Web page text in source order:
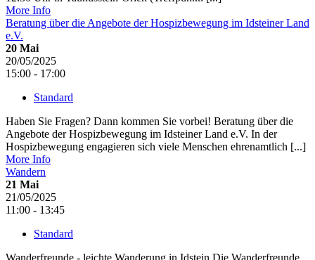
More Info
Beratung über die Angebote der Hospizbewegung im Idsteiner Land
e.V.
20 Mai
20/05/2025
15:00 - 17:00
Standard
Haben Sie Fragen? Dann kommen Sie vorbei! Beratung über die
Angebote der Hospizbewegung im Idsteiner Land e.V. In der
Hospizbewegung engagieren sich viele Menschen ehrenamtlich [...]
More Info
Wandern
21 Mai
21/05/2025
11:00 - 13:45
Standard